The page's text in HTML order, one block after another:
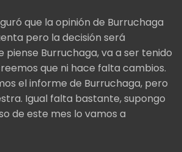
que la opinión de Burruchaga
pero la decisión será
piense Burruchaga, va a ser tenido
que ni hace falta cambios.
el informe de Burruchaga, pero
Igual falta bastante, supongo
de este mes lo vamos a